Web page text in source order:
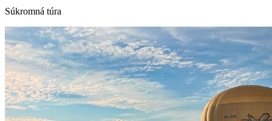
Súkromná túra